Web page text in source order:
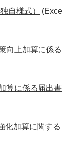
自様式）
(Exce
向上加算に係る
算に係る届出書
化加算に関する